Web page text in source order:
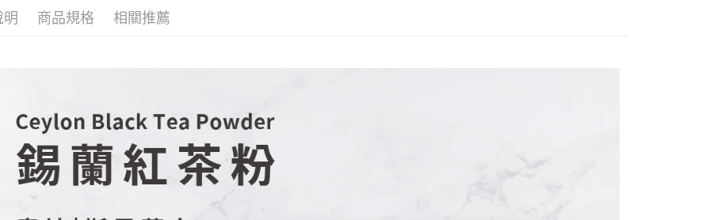
明 商品規格 相關推薦